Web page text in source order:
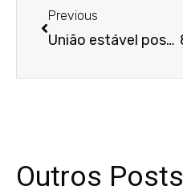
Previous
União estável posterior à hipoteca pode assegurar impenhorabilidade do imóvel
Outros Posts